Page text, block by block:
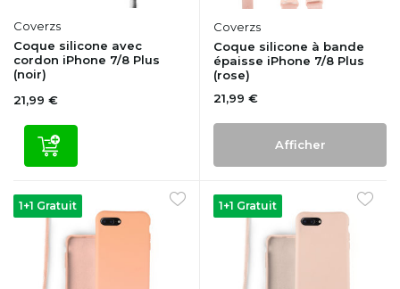
Coverzs
Coque silicone avec
cordon iPhone 7/8 Plus
(noir)
21,99 €
Coverzs
Coque silicone à bande
épaisse iPhone 7/8 Plus
(rose)
21,99 €
Afficher
1+1 Gratuit 1+1 Gratuit